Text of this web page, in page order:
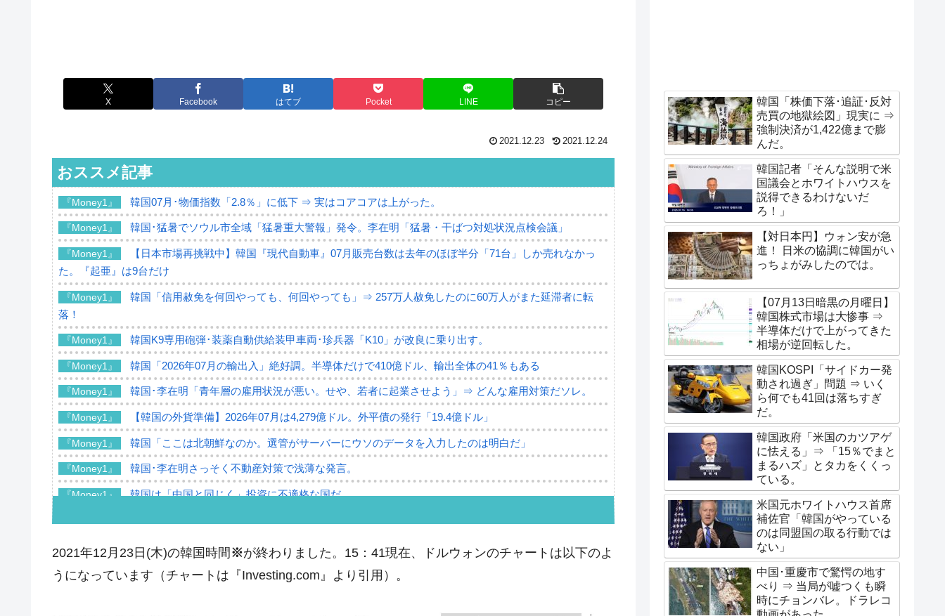
X Facebook はてブ Pocket LINE コピー
2021.12.23 2021.12.24
おススメ記事
『Money1』 韓国07月･物価指数「2.8％」に低下 ⇒ 実はコアコアは上がった。
『Money1』 韓国･猛暑でソウル市全域「猛暑重大警報」発令。李在明「猛暑・干ばつ対処状況点検会議」
『Money1』
【日本市場再挑戦中】韓国『現代自動車』07月販売台数は去年のほぼ半分「71台」しか売れなかっ
た。『起亜』は9台だけ
『Money1』
韓国「信用赦免を何回やっても、何回やっても」⇒ 257万人赦免したのに60万人がまた延滞者に転
落！
『Money1』 韓国K9専用砲弾･装薬自動供給装甲車両･珍兵器「K10」が改良に乗り出す。
『Money1』 韓国「2026年07月の輸出入」絶好調。半導体だけで410億ドル、輸出全体の41％もある
『Money1』 韓国･李在明「青年層の雇用状況が悪い。せや、若者に起業させよう」⇒ どんな雇用対策だソレ。
『Money1』 【韓国の外貨準備】2026年07月は4,279億ドル。外平債の発行「19.4億ドル」
『Money1』 韓国「ここは北朝鮮なのか。選管がサーバーにウソのデータを入力したのは明白だ」
『Money1』 韓国･李在明さっそく不動産対策で浅薄な発言。
『Money1』 韓国は「中国と同じく」投資に不適格な国だ。
『Money1』 韓国･外為取引量「1日当たり1,214.4億ドル」まで拡大 ⇒ 海外資金の動きに強く左右される状態
『Money1』 韓国･帰ってきた李在明。李在明を支持しない「50.5％」に上昇
2021年12月23日(木)の韓国時間 ※が終わりました。15：41現在、ドルウォンのチャートは以下のよ
うになっています（チャートは『Investing.com』より引用）。
韓国「株価下落･追証･反対
売買の地獄絵図」現実に ⇒
強制決済が1,422億まで膨
んだ。
韓国記者「そんな説明で米
国議会とホワイトハウスを
説得できるわけないだ
ろ！」
【対日本円】ウォン安が急
進！ 日米の協調に韓国がい
っちょがみしたのでは。
【07月13日暗黒の月曜日】
韓国株式市場は大惨事 ⇒
半導体だけで上がってきた
相場が逆回転した。
韓国KOSPI「サイドカー発
動され過ぎ」問題 ⇒ いく
ら何でも41回は落ちすぎ
だ。
韓国政府「米国のカツアゲ
に怯える」⇒ 「15％でまと
まるハズ」とタカをくくっ
ている。
米国元ホワイトハウス首席
補佐官「韓国がやっている
のは同盟国の取る行動では
ない」
中国･重慶市で驚愕の地す
べり ⇒ 当局が嘘つくも瞬
時にチョンバレ。ドラレコ